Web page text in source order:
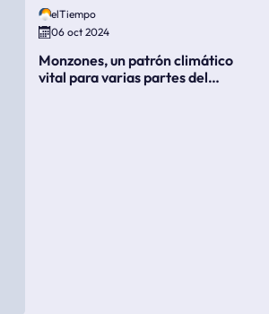
elTiempo
06 oct 2024
Monzones, un patrón climático
vital para varias partes del